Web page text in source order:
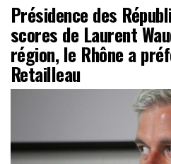
Présidence des
scores de Laurent
région, le Rhône a
Retailleau